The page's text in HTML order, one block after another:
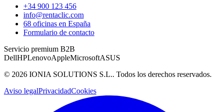
+34 900 123 456
info@rentaclic.com
68 oficinas en España
Formulario de contacto
Servicio premium B2B
DellHPLenovoAppleMicrosoftASUS
© 2026 IONIA SOLUTIONS S.L.. Todos los derechos reservados.
Aviso legalPrivacidadCookies